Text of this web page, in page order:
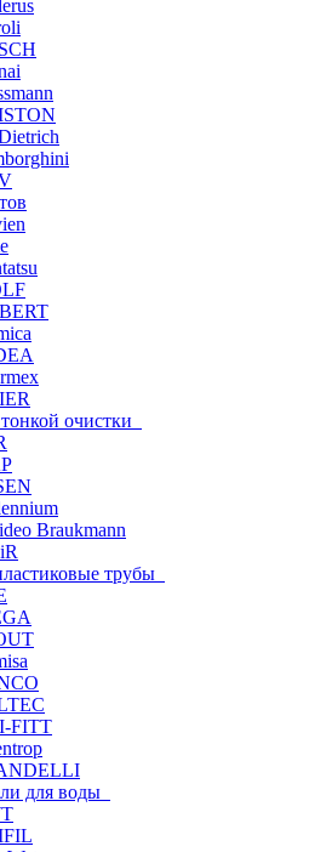
очистки
Braukmann
трубы
FITT
для воды